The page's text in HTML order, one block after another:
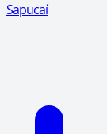
Sapucaí